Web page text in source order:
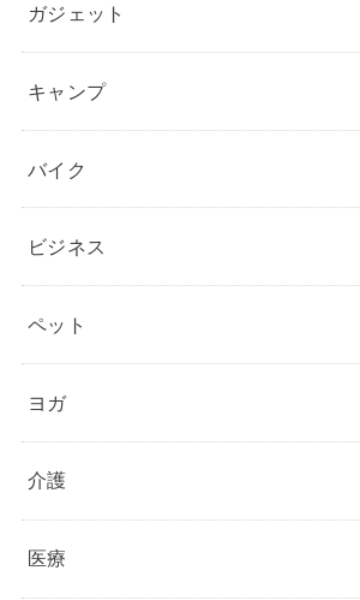
ガジェット
キャンプ
バイク
ビジネス
ペット
ヨガ
介護
医療